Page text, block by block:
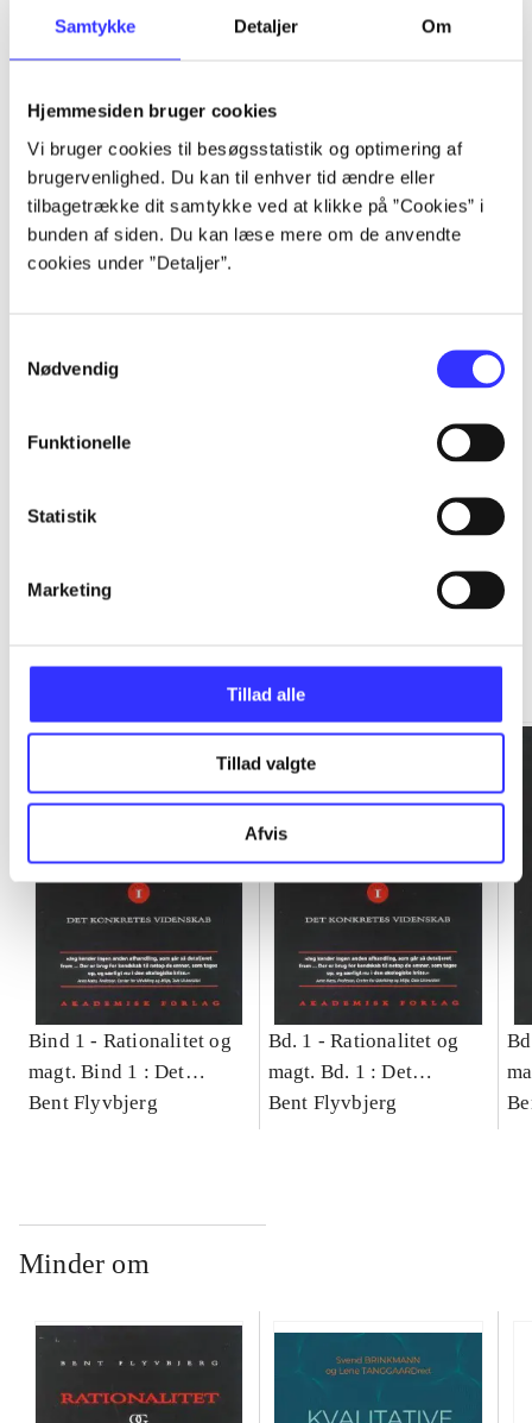
Samtykke Detaljer Om
Hjemmesiden bruger cookies
Vi bruger cookies til besøgsstatistik og optimering af
brugervenlighed. Du kan til enhver tid ændre eller
tilbagetrække dit samtykke ved at klikke på ”Cookies” i
bunden af siden. Du kan læse mere om de anvendte
cookies under ”Detaljer”.
Nødvendig
Funktionelle
Statistik
Marketing
Tillad alle
Tillad valgte
Afvis
Artikler
...
...
...
...
Gå til serien
Bind 1 - Rationalitet og
magt. Bind 1 : Det
konkretes videnskab
Bent Flyvbjerg
Bd. 1 -Rationalitet og
magt. Bd. 1 : Det
konkretes videnskab
Bent Flyvbjerg
Minder om